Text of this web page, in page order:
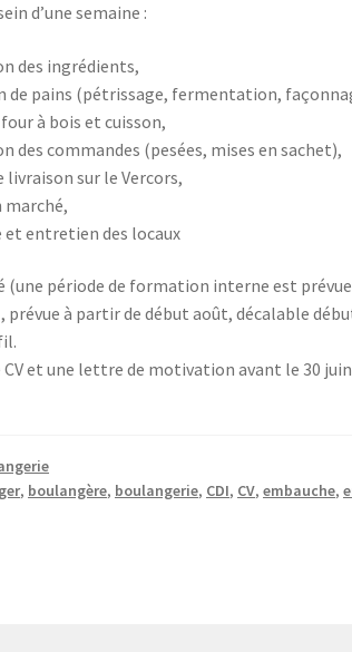
d’une semaine :
des ingrédients,
de pains (pétrissage, fermentation,
à bois et cuisson,
des commandes (pesées, mises en sachet),
livraison sur le Vercors,
marché,
entretien des locaux
(une période de formation interne est
prévue à partir de début août, décalable
et une lettre de motivation avant le 30
, boulangère, boulangerie, CDI, CV,embauche,